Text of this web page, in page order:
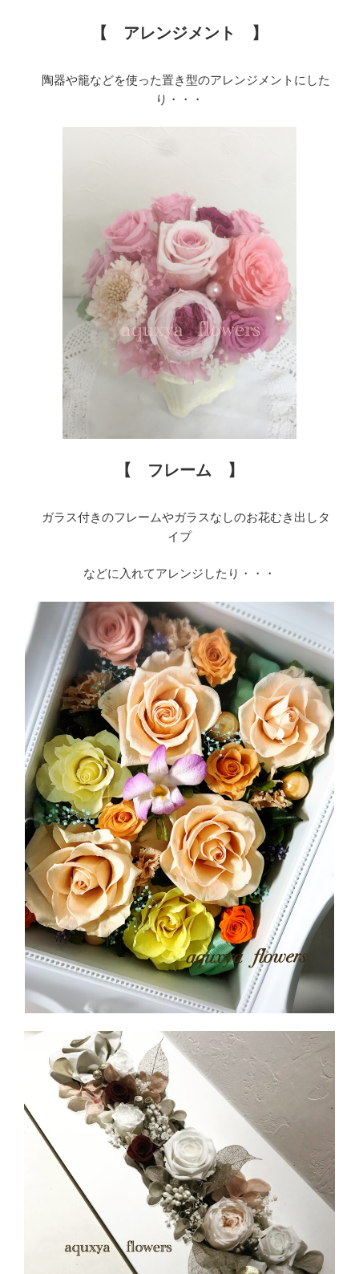
【 アレンジメント 】
陶器や籠などを使った置き型のアレンジメントにした
り・・・
【 フレーム 】
ガラス付きのフレームやガラスなしのお花むき出しタ
イプ
などに入れてアレンジしたり・・・